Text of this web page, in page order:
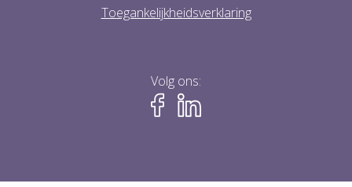
Toegankelijkheidsverklaring
Volg ons: